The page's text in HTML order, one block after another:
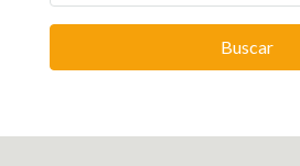
Buscar